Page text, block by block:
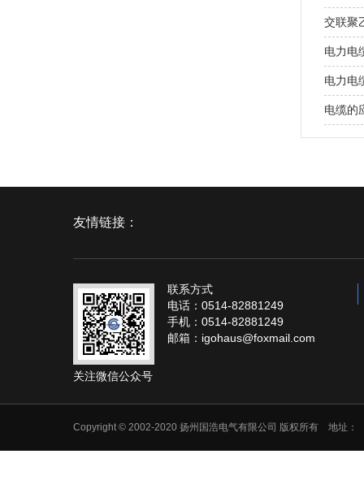
交联聚
电力电
电力电
电缆的
友情链接：
关注微信公众号
联系方式
电话：0514-82881249
手机：0514-82881249
邮箱：igohaus@foxmail.com
Copyright © 2002-2020 扬州国浩电气有限公司 版权所有 地址